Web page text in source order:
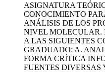
ASIGNATURA
CONOCIMIENTO
ANÁLISIS DE LOS
NIVEL MOLECULAR.
A LAS SIGUIENTES
GRADUADO: A.
FORMA CRÍTICA
FUENTES